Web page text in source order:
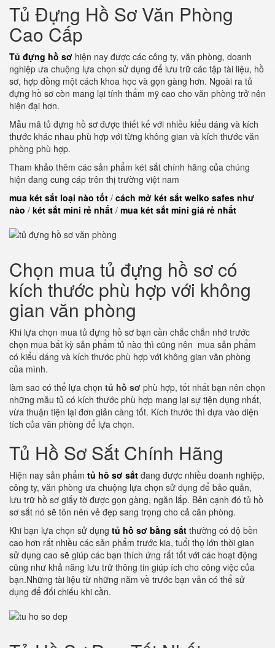
Tủ Đựng Hồ Sơ Văn Phòng
Cao Cấp
Tủ đựng hồ sơ hiện nay được các công ty, văn phòng, doanh
nghiệp ưa chuộng lựa chọn sử dụng để lưu trữ các tập tài liệu, hồ
sơ, hợp đồng một cách khoa học và gọn gàng hơn. Ngoài ra tủ
đựng hồ sơ còn mang lại tính thẩm mỹ cao cho văn phòng trở nên
hiện đại hơn.
Mẫu mã tủ đựng hồ sơ được thiết kế với nhiều kiểu dáng và kích
thước khác nhau phù hợp với từng không gian và kích thước văn
phòng phù hợp.
Tham khảo thêm các sản phẩm két sắt chính hãng của chúng
hiện đang cung cáp trên thị trường việt nam
mua két sắt loại nào tốt / cách mở két sắt welko safes như
nào / két sắt mini rẻ nhất / mua két sắt mini giá rẻ nhất
Chọn mua tủ đựng hồ sơ có
kích thước phù hợp với không
gian văn phòng
Khi lựa chọn mua tủ đựng hồ sơ bạn cần chắc chắn nhớ trước
chọn mua bất kỳ sản phẩm tủ nào thì cũng nên mua sản phẩm
có kiểu dáng và kích thước phù hợp với không gian văn phòng
của mình.
làm sao có thể lựa chọn tủ hồ sơ phù hợp, tốt nhất bạn nên chọn
những mẫu tủ có kích thước phù hợp mang lại sự tiện dụng nhất,
vừa thuận tiện lại đơn giản càng tốt. Kích thước thì dựa vào diện
tích của văn phòng để lựa chọn.
Tủ Hồ Sơ Sắt Chính Hãng
Hiện nay sản phẩm tủ hồ sơ sắt đang được nhiều doanh nghiệp,
công ty, văn phòng ưa chuộng lựa chọn sử dụng để bảo quản,
lưu trữ hồ sơ giấy tờ được gọn gàng, ngăn lắp. Bên cạnh đó tủ hồ
sơ sắt nó sẽ tôn nên vẻ đẹp sang trọng cho cả căn phòng.
Khi bạn lựa chọn sử dụng tủ hồ sơ bằng sắt thường có độ bền
cao hơn rất nhiều các sản phẩm trước kia, tuổi thọ lớn thời gian
sử dụng cao sẽ giúp các bạn thích ứng rất tốt với các hoạt động
cũng như khả năng lưu trữ thông tin giúp ích cho công việc của
bạn.Những tài liệu từ những năm về trước bạn vẫn có thể sử
dụng để đối chiếu khi cần.